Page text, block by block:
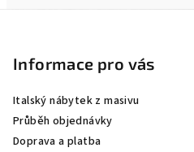
Informace pro vás
Italský nábytek z masivu
Průběh objednávky
Doprava a platba